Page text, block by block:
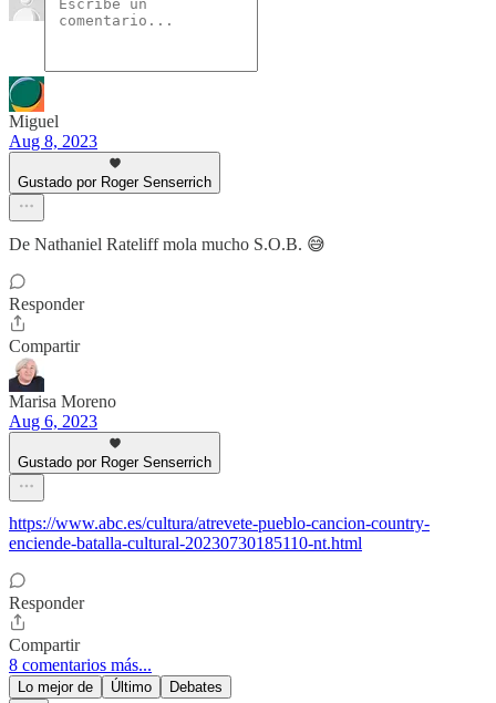
Miguel
Aug 8, 2023
Gustado por Roger Senserrich
De Nathaniel Rateliff mola mucho S.O.B. 😅
Responder
Compartir
Marisa Moreno
Aug 6, 2023
Gustado por Roger Senserrich
https://www.abc.es/cultura/atrevete-pueblo-cancion-country-
enciende-batalla-cultural-20230730185110-nt.html
Responder
Compartir
8 comentarios más...
Lo mejor de Último Debates